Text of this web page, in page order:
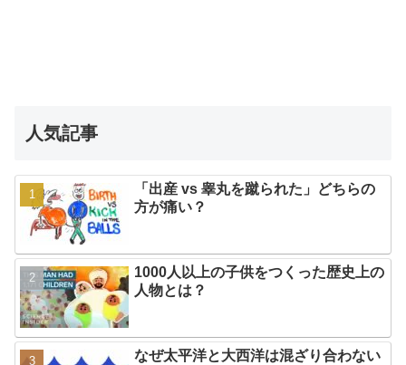
人気記事
「出産 vs 睾丸を蹴られた」どちらの
方が痛い？
1000人以上の子供をつくった歴史上の
人物とは？
なぜ太平洋と大西洋は混ざり合わない